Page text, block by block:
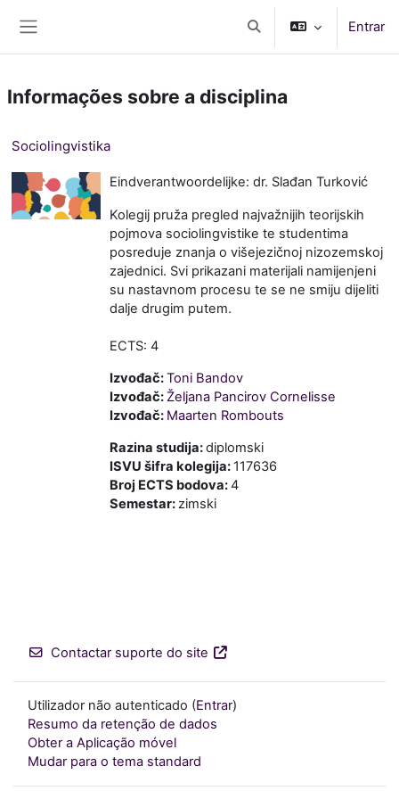
Alternar a entrada da
Entrar
Informações sobre a disciplina
Sociolingvistika
Eindverantwoordelijke: dr. Slađan Turković
Kolegij pruža pregled najvažnijih teorijskih
pojmova sociolingvistike te studentima
posreduje znanja o višejezičnoj nizozemskoj
zajednici. Svi prikazani materijali namijenjeni
su nastavnom procesu te se ne smiju dijeliti
dalje drugim putem.
ECTS: 4
Izvođač:Toni Bandov
Izvođač: Željana Pancirov Cornelisse
Izvođač: Maarten Rombouts
Razina studija:diplomski
ISVU šifra kolegija: 117636
Broj ECTS bodova:4
Semestar:zimski
Contactar suporte do site
Utilizador não autenticado (Entrar)
Resumo da retenção de dados
Obter a Aplicação móvel
Mudar para o tema standard